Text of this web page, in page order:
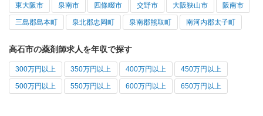
東大阪市 泉南市 四條畷市 交野市 大阪狭山市 阪南市
三島郡島本町 泉北郡忠岡町 泉南郡熊取町 南河内郡太子町
高石市の薬剤師求人を年収で探す
300万円以上 350万円以上 400万円以上 450万円以上
500万円以上 550万円以上 600万円以上 650万円以上